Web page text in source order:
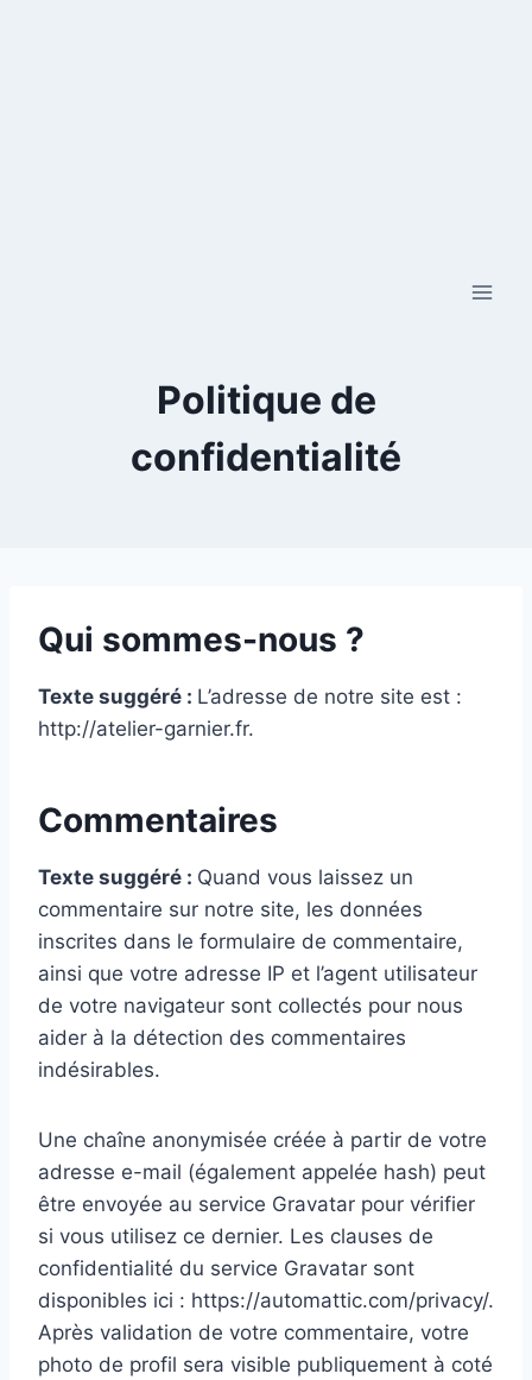
Politique de
confidentialité
Qui sommes-nous ?
Texte suggéré : L’adresse de notre site est :
http://atelier-garnier.fr.
Commentaires
Texte suggéré : Quand vous laissez un
commentaire sur notre site, les données
inscrites dans le formulaire de commentaire,
ainsi que votre adresse IP et l’agent utilisateur
de votre navigateur sont collectés pour nous
aider à la détection des commentaires
indésirables.
Une chaîne anonymisée créée à partir de votre
adresse e-mail (également appelée hash) peut
être envoyée au service Gravatar pour vérifier
si vous utilisez ce dernier. Les clauses de
confidentialité du service Gravatar sont
disponibles ici : https://automattic.com/privacy/.
Après validation de votre commentaire, votre
photo de profil sera visible publiquement à coté